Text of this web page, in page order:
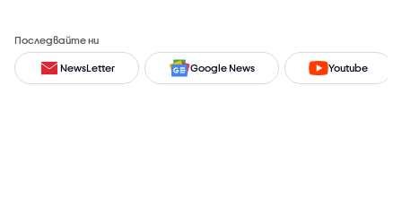
Последвайте ни
NewsLetter Google News Youtube